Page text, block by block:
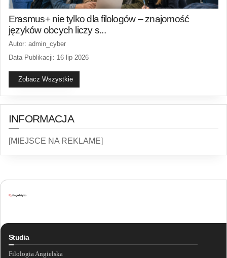
Erasmus+ nie tylko dla filologów – znajomość
języków obcych liczy s...
Autor: admin_cyber
Data Publikacji: 16 lip 2026
Zobacz Wszystkie
INFORMACJA
[MIEJSCE NA REKLAME]
Studia
Filologia Angielska